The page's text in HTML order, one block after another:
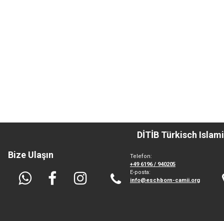
Bize Ulaşın
Telefon:
+49 6196 / 940205
E-posta:
info@eschborn-camii.org
DİTİB Türkisch